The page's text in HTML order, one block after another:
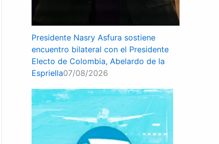
Presidente Nasry Asfura sostiene
encuentro bilateral con el Presidente
Electo de Colombia, Abelardo de la
Espriella07/08/2026